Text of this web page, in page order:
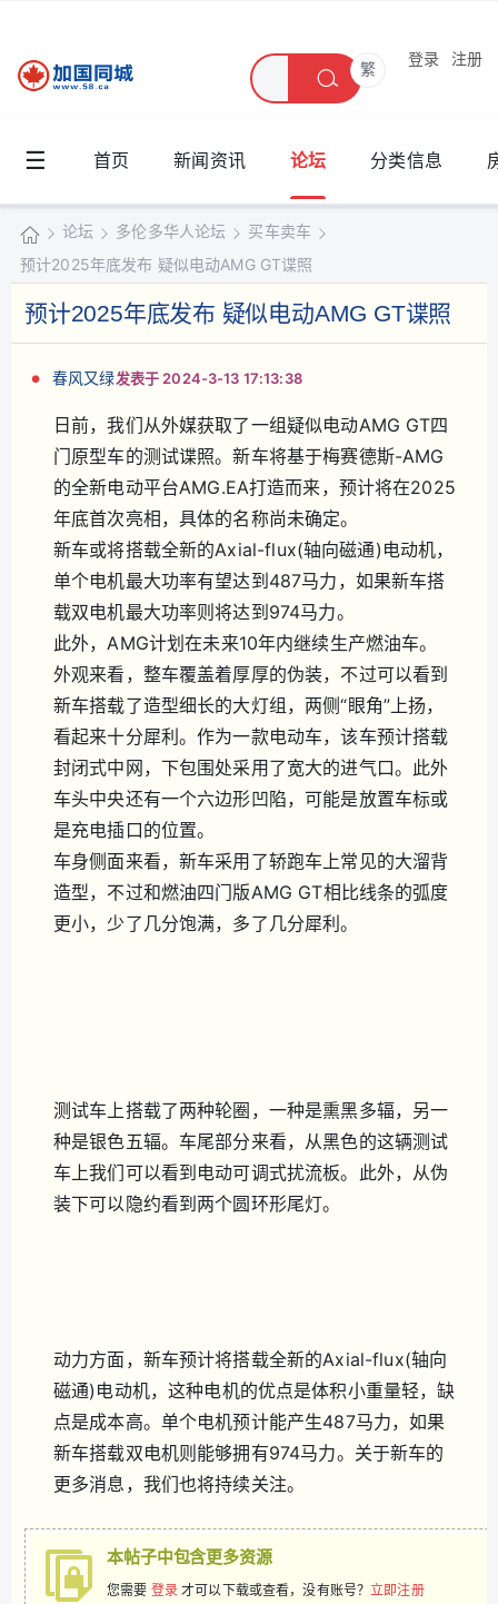
繁
登录 注册
☰ 首页 新闻资讯 论坛 分类信息
加
国
同
城
»
论坛
›
多伦多华人论坛
›
买车卖车
预计2025年底发布 疑似电动AMG GT谍照
预计2025年底发布 疑似电动AMG GT谍照
春风又绿发表于 2024-3-13 17:13:38
日前，我们从外媒获取了一组疑似电动AMG GT四
门原型车的测试谍照。新车将基于梅赛德斯-AMG
的全新电动平台AMG.EA打造而来，预计将在2025
年底首次亮相，具体的名称尚未确定。
新车或将搭载全新的Axial-flux(轴向磁通)电动机，
单个电机最大功率有望达到487马力，如果新车搭
载双电机最大功率则将达到974马力。
此外，AMG计划在未来10年内继续生产燃油车。
外观来看，整车覆盖着厚厚的伪装，不过可以看到
新车搭载了造型细长的大灯组，两侧“眼角”上扬，
看起来十分犀利。作为一款电动车，该车预计搭载
封闭式中网，下包围处采用了宽大的进气口。此外
车头中央还有一个六边形凹陷，可能是放置车标或
是充电插口的位置。
车身侧面来看，新车采用了轿跑车上常见的大溜背
造型，不过和燃油四门版AMG GT相比线条的弧度
更小，少了几分饱满，多了几分犀利。
测试车上搭载了两种轮圈，一种是熏黑多辐，另一
种是银色五辐。车尾部分来看，从黑色的这辆测试
车上我们可以看到电动可调式扰流板。此外，从伪
装下可以隐约看到两个圆环形尾灯。
动力方面，新车预计将搭载全新的Axial-flux(轴向
磁通)电动机，这种电机的优点是体积小重量轻，缺
点是成本高。单个电机预计能产生487马力，如果
新车搭载双电机则能够拥有974马力。关于新车的
更多消息，我们也将持续关注。
本帖子中包含更多资源
您需要 登录才可以下载或查看，没有账号？立即注册